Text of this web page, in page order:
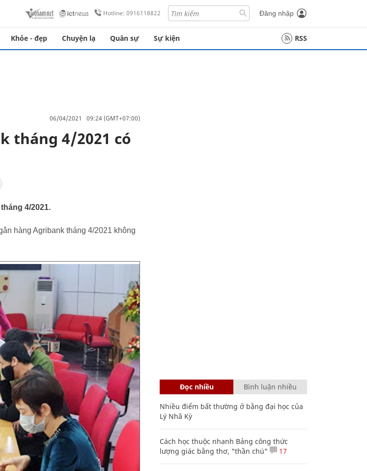
Hotline: 0916118822 Đăng nhập
Khỏe - đẹp Chuyện lạ Quân sự Sự kiện RSS
06/04/2021 09:24 (GMT+07:00)
tháng 4/2021 có
4/2021.
hàng Agribank tháng 4/2021 không
Đọc nhiều Bình luận nhiều
Nhiều điểm bất thường ở bằng đại học của
Lý Nhã Kỳ
Cách học thuộc nhanh Bảng công thức
lượng giác bằng thơ, "thần chú"
17